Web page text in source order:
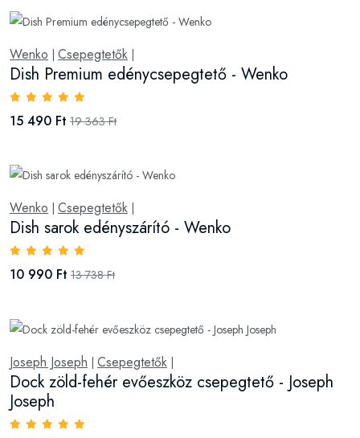
Wenko | Csepegtetők |
Dish Premium edénycsepegtető - Wenko
15 490 Ft 19 363 Ft
Wenko Csepegtetők
Dish sarok edényszárító - Wenko
10 990 Ft 13 738 Ft
Joseph Joseph Csepegtetők
Dock zöld-fehér evőeszköz csepegtető - Joseph
Joseph